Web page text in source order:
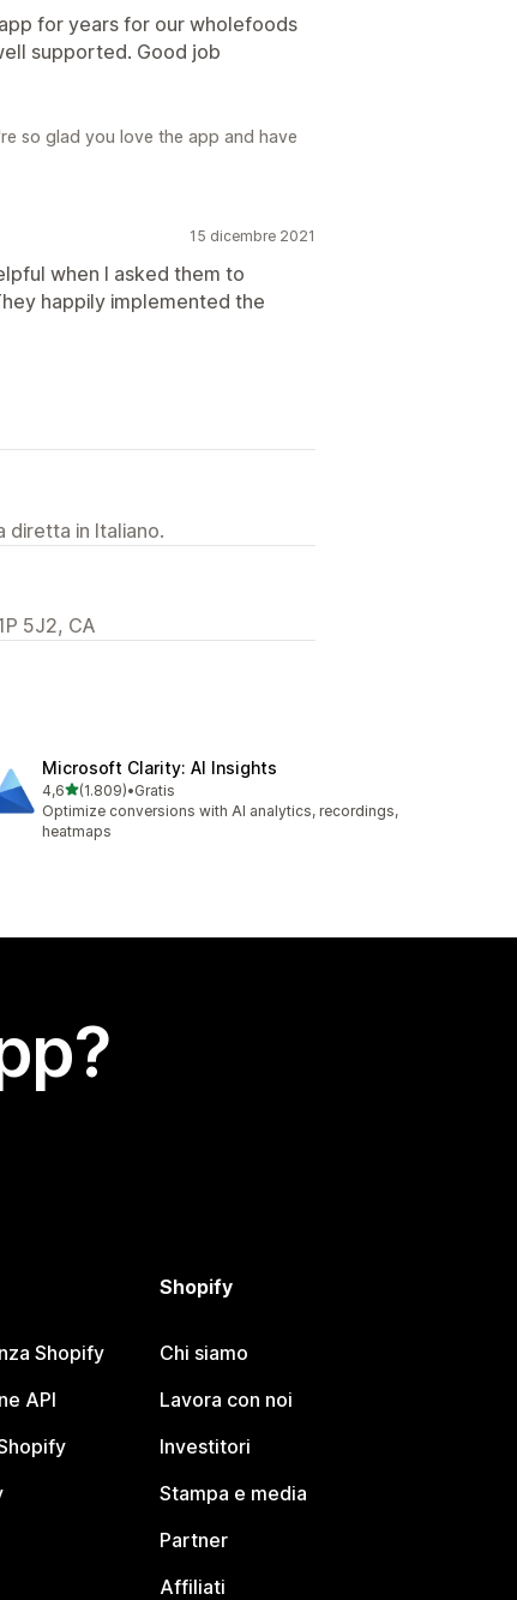
for years for our wholefoods
supported. Good job
so glad you love the app and have
15 dicembre 2021
when I asked them to
happily implemented the
diretta in Italiano.
5J2, CA
Microsoft Clarity: AI Insights
4,6stelle su 5
(1.809)
1809 recensioni totali
•Gratis
Optimize conversions with AI analytics, recordings,
heatmaps
Shopify
API
Shopify
Chi siamo
Lavora con noi
Investitori
Stampa e media
Partner
Affiliati